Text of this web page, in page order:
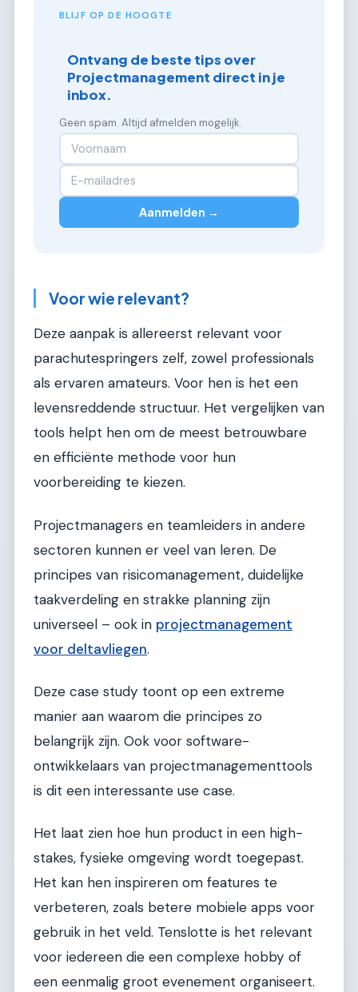
BLIJF OP DE HOOGTE
Ontvang de beste tips over
Projectmanagement direct in je
inbox.
Geen spam. Altijd afmelden mogelijk.
Aanmelden →
Voor wie relevant?
Deze aanpak is allereerst relevant voor
parachutespringers zelf, zowel professionals
als ervaren amateurs. Voor hen is het een
levensreddende structuur. Het vergelijken van
tools helpt hen om de meest betrouwbare
en efficiënte methode voor hun
voorbereiding te kiezen.
Projectmanagers en teamleiders in andere
sectoren kunnen er veel van leren. De
principes van risicomanagement, duidelijke
taakverdeling en strakke planning zijn
universeel – ook in projectmanagement
voor deltavliegen.
Deze case study toont op een extreme
manier aan waarom die principes zo
belangrijk zijn. Ook voor software-
ontwikkelaars van projectmanagementtools
is dit een interessante use case.
Het laat zien hoe hun product in een high-
stakes, fysieke omgeving wordt toegepast.
Het kan hen inspireren om features te
verbeteren, zoals betere mobiele apps voor
gebruik in het veld. Tenslotte is het relevant
voor iedereen die een complexe hobby of
een eenmalig groot evenement organiseert.